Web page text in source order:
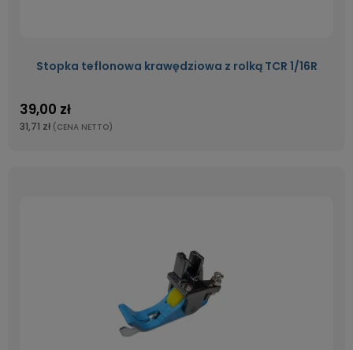
Stopka teflonowa krawędziowa z rolką TCR 1/16R
39,00 zł
31,71 zł (CENA NETTO)